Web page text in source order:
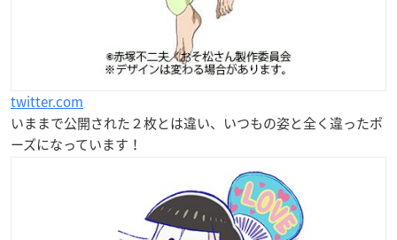
twitter.com
いままで公開された２枚とは違い、いつもの姿と全く違ったポ
ーズになっています！